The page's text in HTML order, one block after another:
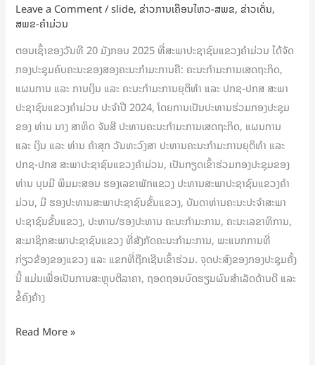
Leave a Comment/slide, ຂ່າວການເຄືອນໄຫວ-ສພຂ, ຂ່າວເດັ່ນ,
ສພຂ-ຄໍາມ່ວນ
ຕອນເຊົ້າຂອງວັນທີ 20 ມັງກອນ 2025 ທີ່ສະພາປະຊາຊົນແຂວງຄຳມ່ວນ ໄດ້ຈັດ
ກອງປະຊຸມຄົບຄະນະຂອງສອງຄະນະກຳມະການຄື: ຄະນະກຳມະການເສດຖະກິດ,
ແຜນການ ແລະ ການເງິນ ແລະ ຄະນະກຳມະການຍຸຕິທຳ ແລະ ປກຊ-ປກສ ສະພາ
ປະຊາຊົນແຂວງຄຳມ່ວນ ປະຈຳປີ 2024, ໂດຍການເປັນປະທານຮ່ວມກອງປະຊຸມ
ຂອງ ທ່ານ ນາງ ສາທິດ ຈັນສີ ປະທານຄະນະກຳມະການເສດຖະກິດ, ແຜນການ
ແລະ ເງິນ ແລະ ທ່ານ ຄຳສຸກ ວັນທະວົງສາ ປະທານຄະນະກຳມະການຍຸຕິທຳ ແລະ
ປກຊ-ປກສ ສະພາປະຊາຊົນແຂວງຄຳມ່ວນ, ເປັນກຽດເຂົ້າຮ່ວມກອງປະຊຸມຂອງ
ທ່ານ ບຸນມີ ພິມມະສອນ ຮອງເລຂາພັກແຂວງ ປະທານສະພາປະຊາຊົນແຂວງຄຳ
ມ່ວນ, ມີ ຮອງປະທານສະພາປະຊາຊົນຂັ້ນແຂວງ, ບັນດາທ່ານຄະນະປະຈໍາສະພາ
ປະຊາຊົນຂັ້ນແຂວງ, ປະທານ/ຮອງປະທານ ຄະນະກໍາມະການ, ຄະນະເລຂາທິການ,
ສະມາຊິກສະພາປະຊາຊົນແຂວງ ທີ່ສັງກັດຄະນະກຳມະການ, ພະແນກການທີ່
ກ່ຽວຂ້ອງຂອງແຂວງ ແລະ ແຂກທີ່ຖືກເຊີນເຂົ້າຮ່ວມ. ຈຸດປະສົງຂອງກອງປະຊຸມຄັ້ງ
ນີ້ ແມ່ນເພື່ອເປັນການສະຫຼຸບຕີລາຄາ, ຖອດຖອນບົດຮຽນຜົນສຳເລັດດ້ານດີ ແລະ
ຂໍ້ຄົງຄ້າງ
ປີ
2024
ຂອງ
ສອງ
ຄະນະ
ກຳມະການ
ສະພາ
ປະຊາຊົນ
ແຂວງ
ຄຳ
ມ່ວນ
Read More »